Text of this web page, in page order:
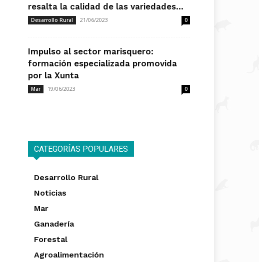
resalta la calidad de las variedades...
Desarrollo Rural 21/06/2023 0
Impulso al sector marisquero:
formación especializada promovida
por la Xunta
Mar 19/06/2023 0
CATEGORÍAS POPULARES
Desarrollo Rural
Noticias
Mar
Ganadería
Forestal
Agroalimentación